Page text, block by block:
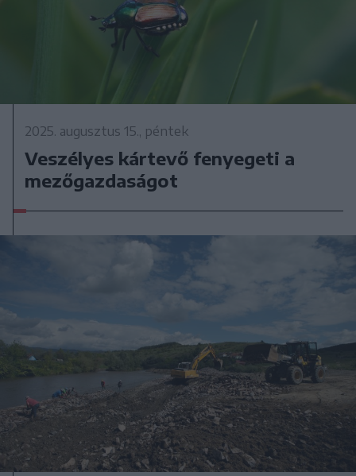
2025. augusztus 15., péntek
Veszélyes kártevő fenyegeti a
mezőgazdaságot